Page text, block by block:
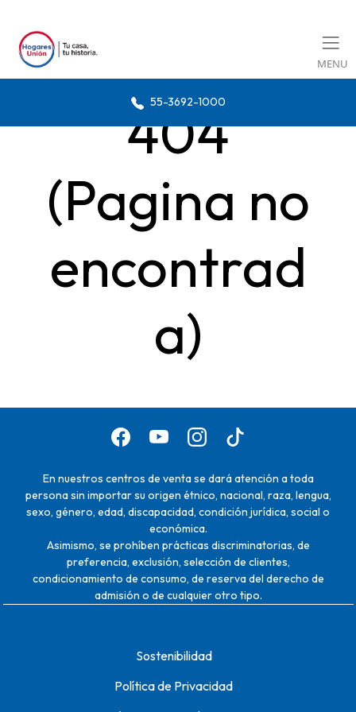
MENU
55-3692-1000
404
(Pagina no
encontrad
a)
En nuestros centros de venta se dará atención a toda
persona sin importar su origen étnico, nacional, raza, lengua,
sexo, género, edad, discapacidad, condición jurídica, social o
económica.
Asimismo, se prohíben prácticas discriminatorias, de
preferencia, exclusión, selección de clientes,
condicionamiento de consumo, de reserva del derecho de
admisión o de cualquier otro tipo.
Sostenibilidad
Política de Privacidad